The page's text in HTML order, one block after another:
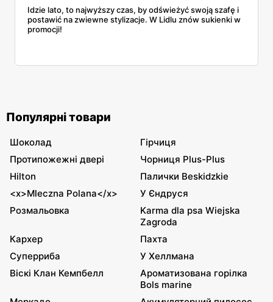
Idzie lato, to najwyższy czas, by odświeżyć swoją szafę i
postawić na zwiewne stylizacje. W Lidlu znów sukienki w
promocji!
Популярні товари
Шоколад
Гірчиця
Протипожежні двері
Чорниця Plus-Plus
Hilton
Палички Beskidzkie
<x>Mleczna Polana</x>
У Єндруся
Розмальовка
Karma dla psa Wiejska
Zagroda
Кархер
Пахта
Суперриба
У Хеллмана
Віскі Клан Кемпбелл
Ароматизована горілка
Bols marine